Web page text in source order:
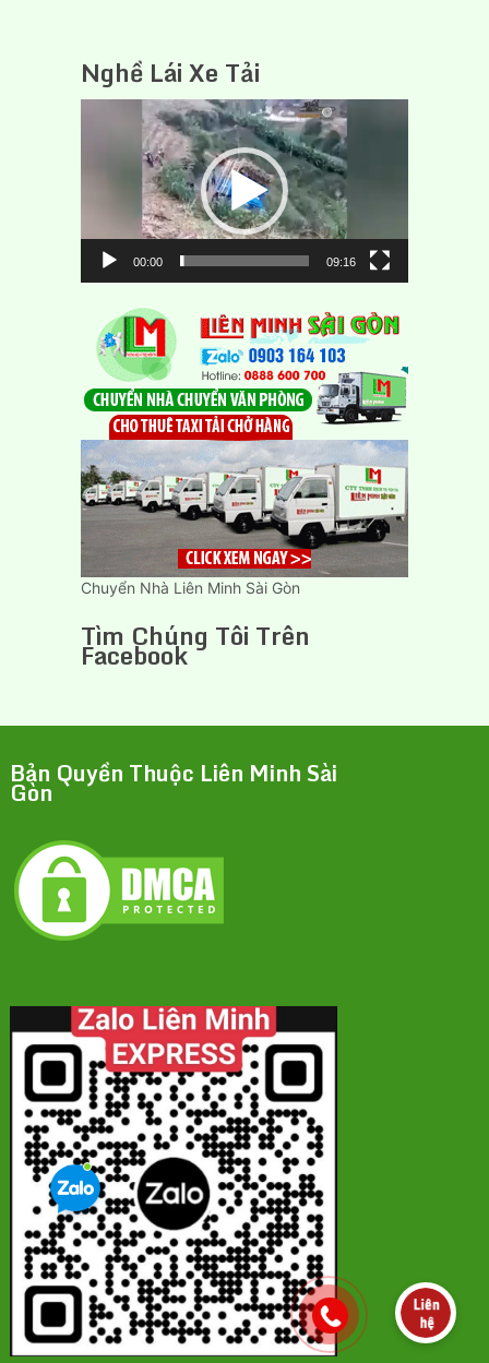
Nghề Lái Xe Tải
00:00 09:16
Chuyển Nhà Liên Minh Sài Gòn
Tìm Chúng Tôi Trên
Facebook
Bản Quyền Thuộc Liên Minh Sài
Gòn